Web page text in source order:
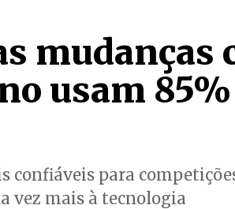
usam
confiáveis para
vez mais à tecnologia